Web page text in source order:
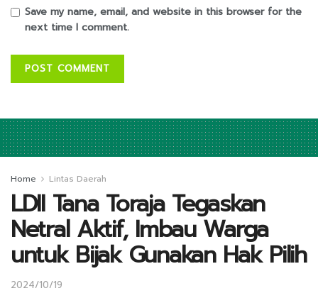
Save my name, email, and website in this browser for the
next time I comment.
Home Lintas Daerah
LDII Tana Toraja Tegaskan
Netral Aktif, Imbau Warga
untuk Bijak Gunakan Hak Pilih
2024/10/19